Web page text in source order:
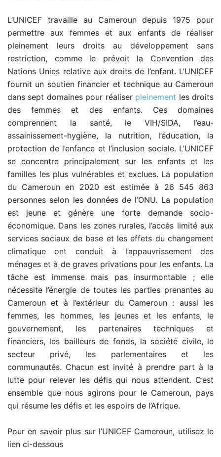
L’UNICEF travaille au Cameroun depuis 1975 pour
permettre aux femmes et aux enfants de réaliser
pleinement leurs droits au développement sans
restriction, comme le prévoit la Convention des
Nations Unies relative aux droits de l’enfant. L’UNICEF
fournit un soutien financier et technique au Cameroun
dans sept domaines pour réaliser pleinement les droits
des femmes et des enfants. Ces domaines
comprennent la santé, le VIH/SIDA, l’eau-
assainissement-hygiène, la nutrition, l’éducation, la
protection de l’enfance et l’inclusion sociale. L’UNICEF
se concentre principalement sur les enfants et les
familles les plus vulnérables et exclues. La population
du Cameroun en 2020 est estimée à 26 545 863
personnes selon les données de l’ONU. La population
est jeune et génère une forte demande socio-
économique. Dans les zones rurales, l’accès limité aux
services sociaux de base et les effets du changement
climatique ont conduit à l’appauvrissement des
ménages et à de graves privations pour les enfants. La
tâche est immense mais pas insurmontable ; elle
nécessite l’énergie de toutes les parties prenantes au
Cameroun et à l’extérieur du Cameroun : aussi les
femmes, les hommes, les jeunes et les enfants, le
gouvernement, les partenaires techniques et
financiers, les bailleurs de fonds, la société civile, le
secteur privé, les parlementaires et les
communautés. Chacun est invité à prendre part à la
lutte pour relever les défis qui nous attendent. C’est
ensemble que nous agirons pour le Cameroun, pays
qui résume les défis et les espoirs de l’Afrique.
Pour en savoir plus sur l’UNICEF Cameroun, utilisez le
lien ci-dessous